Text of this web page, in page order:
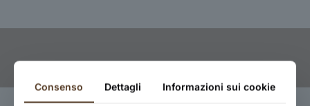
Consenso Dettagli Informazioni sui cookie